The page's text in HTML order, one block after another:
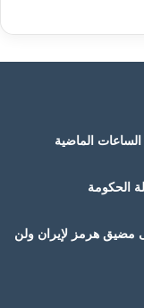
الساعات الماضية
الحكومة
مضيق هرمز لإيران ولن